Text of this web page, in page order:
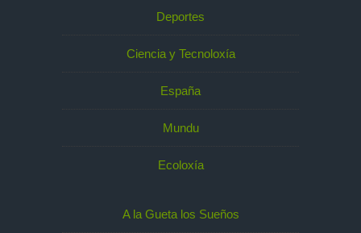
Deportes
Ciencia y Tecnoloxía
España
Mundu
Ecoloxía
A la Gueta los Sueños